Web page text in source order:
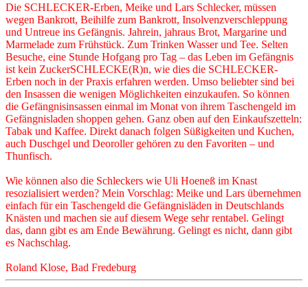
Die SCHLECKER-Erben, Meike und Lars Schlecker, müssen
wegen Bankrott, Beihilfe zum Bankrott, Insolvenzverschleppung
und Untreue ins Gefängnis. Jahrein, jahraus Brot, Margarine und
Marmelade zum Frühstück. Zum Trinken Wasser und Tee. Selten
Besuche, eine Stunde Hofgang pro Tag – das Leben im Gefängnis
ist kein ZuckerSCHLECKE(R)n, wie dies die SCHLECKER-
Erben noch in der Praxis erfahren werden. Umso beliebter sind bei
den Insassen die wenigen Möglichkeiten einzukaufen. So können
die Gefängnisinsassen einmal im Monat von ihrem Taschengeld im
Gefängnisladen shoppen gehen. Ganz oben auf den Einkaufszetteln:
Tabak und Kaffee. Direkt danach folgen Süßigkeiten und Kuchen,
auch Duschgel und Deoroller gehören zu den Favoriten – und
Thunfisch.
Wie können also die Schleckers wie Uli Hoeneß im Knast
resozialisiert werden? Mein Vorschlag: Meike und Lars übernehmen
einfach für ein Taschengeld die Gefängnisläden in Deutschlands
Knästen und machen sie auf diesem Wege sehr rentabel. Gelingt
das, dann gibt es am Ende Bewährung. Gelingt es nicht, dann gibt
es Nachschlag.
Roland Klose, Bad Fredeburg